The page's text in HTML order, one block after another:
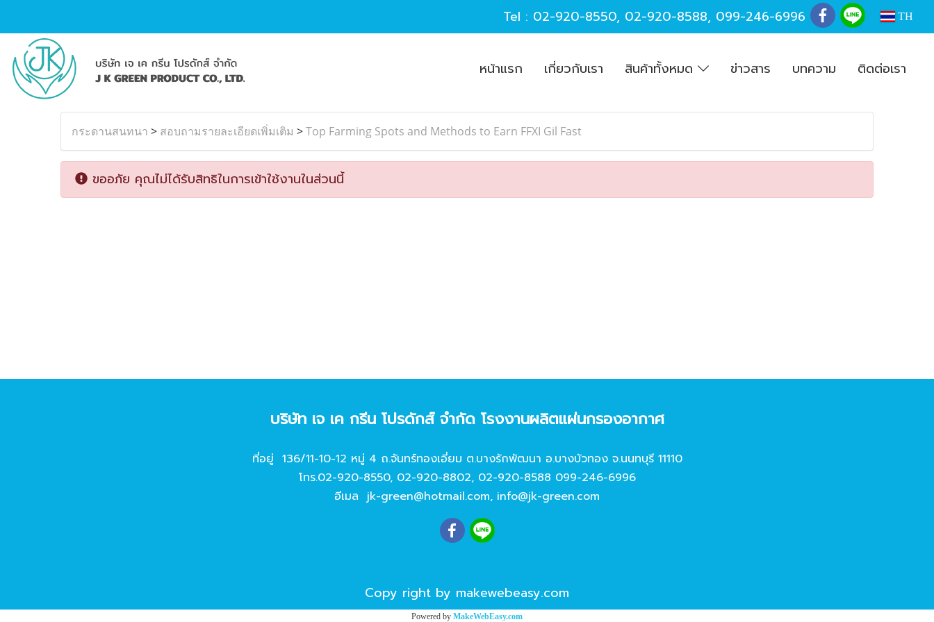
Tel : 02-920-8550, 02-920-8588, 099-246-6996 TH
หน้าแรก เกี่ยวกับเรา สินค้าทั้งหมด ข่าวสาร บทความ ติดต่อเรา
กระดานสนทนา > สอบถามรายละเอียดเพิ่มเติม >Top Farming Spots and Methods to Earn FFXI Gil Fast
ขออภัย คุณไม่ได้รับสิทธิในการเข้าใช้งานในส่วนนี้
บริษัท เจ เค กรีน โปรดักส์ จํากัด โรงงานผลิตแผ่นกรองอากาศ
ที่อยู่ 136/11-10-12 หมู่ 4 ถ.จันทร์ทองเอี่ยม ต.บางรักพัฒนา อ.บางบัวทอง จ.นนทบุรี 11110
โทร.02-920-8550, 02-920-8802, 02-920-8588 099-246-6996
อีเมล jk-green@hotmail.com, info@jk-green.com
Copy right by makewebeasy.com
Powered by MakeWebEasy.com